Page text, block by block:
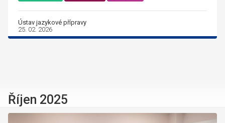
Ústav jazykové přípravy
25. 02. 2026
Říjen 2025